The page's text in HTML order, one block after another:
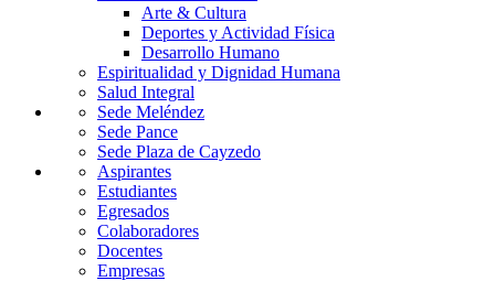
Arte & Cultura
Deportes y Actividad Física
Desarrollo Humano
Espiritualidad y Dignidad Humana
Salud Integral
Sede Meléndez
Sede Pance
Sede Plaza de Cayzedo
Aspirantes
Estudiantes
Egresados
Colaboradores
Docentes
Empresas